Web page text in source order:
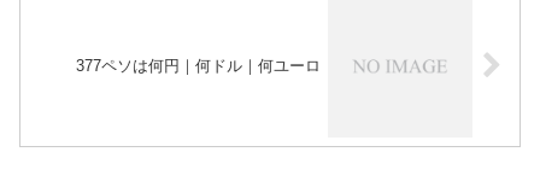
377ペソは何円｜何ドル｜何ユーロ